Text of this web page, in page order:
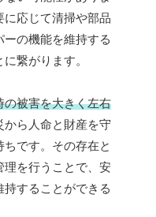
応じて清掃や部品
の機能を維持する
繋がります。
の被害を大きく左右
から人命と財産を守
です。その存在と
を行うことで、安
することができる